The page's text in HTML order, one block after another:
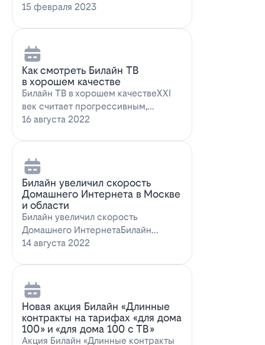
Okko пополнил коллекцию лучшими
15 февраля 2023
Как смотреть Билайн ТВ
в хорошем качестве
Билайн ТВ в хорошем качествеXXI
век считает прогрессивным,
большинство технологий доступны
16 августа 2022
Билайн увеличил скорость
Домашнего Интернета в Москве
и области
Билайн увеличил скорость
Домашнего ИнтернетаБилайн
увеличил скорость Домашнего
14 августа 2022
Новая акция Билайн «Длинные
контракты на тарифах «для дома
100» и «для дома 100 с ТВ»
Акция Билайн «Длинные контракты